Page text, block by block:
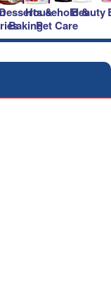
&
Baking
Household &
Pet Care
Beauty